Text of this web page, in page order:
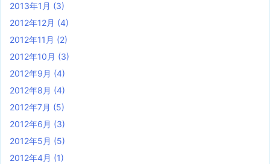
2013年1月 (3)
2012年12月 (4)
2012年11月 (2)
2012年10月 (3)
2012年9月 (4)
2012年8月 (4)
2012年7月 (5)
2012年6月 (3)
2012年5月 (5)
2012年4月 (1)